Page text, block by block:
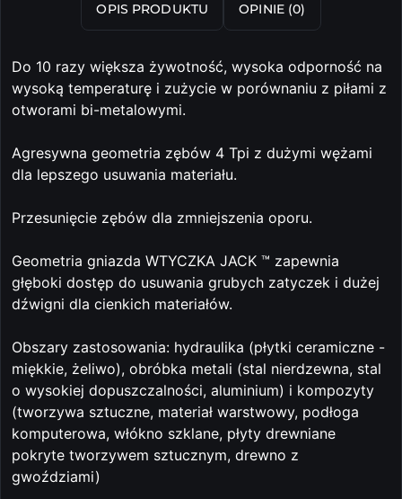
OPIS PRODUKTU OPINIE (0)
Do 10 razy większa żywotność, wysoka odporność na
wysoką temperaturę i zużycie w porównaniu z piłami z
otworami bi-metalowymi.
Agresywna geometria zębów 4 Tpi z dużymi wężami
dla lepszego usuwania materiału.
Przesunięcie zębów dla zmniejszenia oporu.
Geometria gniazda WTYCZKA JACK ™ zapewnia
głęboki dostęp do usuwania grubych zatyczek i dużej
dźwigni dla cienkich materiałów.
Obszary zastosowania: hydraulika (płytki ceramiczne -
miękkie, żeliwo), obróbka metali (stal nierdzewna, stal
o wysokiej dopuszczalności, aluminium) i kompozyty
(tworzywa sztuczne, materiał warstwowy, podłoga
komputerowa, włókno szklane, płyty drewniane
pokryte tworzywem sztucznym, drewno z
gwoździami)